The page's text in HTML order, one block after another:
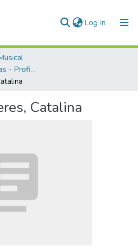
Log In (current)
Reseñas biográficas - Profiles
Catalina